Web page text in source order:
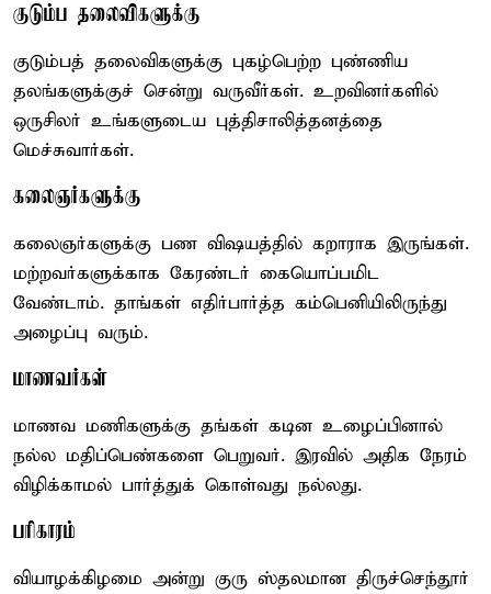
குடும்ப தலைவிகளுக்கு
குடும்பத் தலைவிகளுக்கு புகழ்பெற்ற புண்ணிய
தலங்களுக்குச் சென்று வருவீர்கள். உறவினர்களில்
ஒருசிலர் உங்களுடைய புத்திசாலித்தனத்தை
மெச்சுவார்கள்.
கலைஞர்களுக்கு
கலைஞர்களுக்கு பண விஷயத்தில் கறாராக இருங்கள்.
மற்றவர்களுக்காக கேரண்டர் கையொப்பமிட
வேண்டாம். தாங்கள் எதிர்பார்த்த கம்பெனியிலிருந்து
அழைப்பு வரும்.
மாணவர்கள்
மாணவ மணிகளுக்கு தங்கள் கடின உழைப்பினால்
நல்ல மதிப்பெண்களை பெறுவர். இரவில் அதிக நேரம்
விழிக்காமல் பார்த்துக் கொள்வது நல்லது.
பரிகாரம்
வியாழக்கிழமை அன்று குரு ஸ்தலமான திருச்செந்தூர்